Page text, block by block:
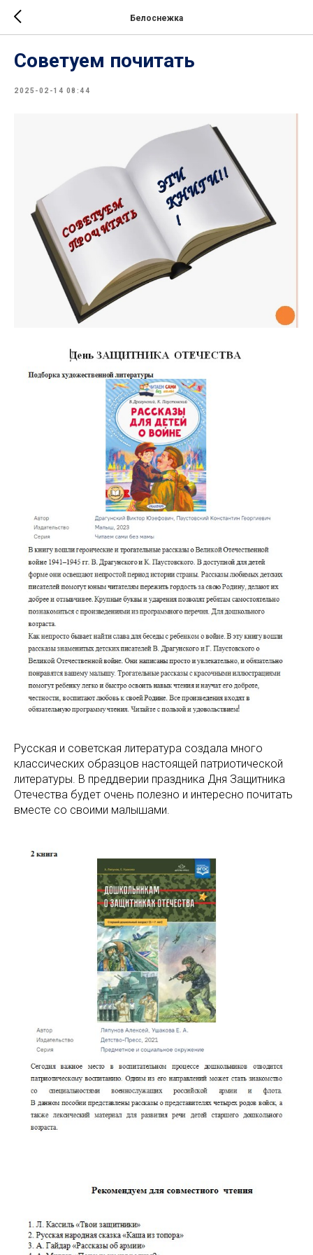
Белоснежка
Советуем почитать
2025-02-14 08:44
Русская и советская литература создала много
классических образцов настоящей патриотической
литературы. В преддверии праздника Дня Защитника
Отечества будет очень полезно и интересно почитать
вместе со своими малышами.